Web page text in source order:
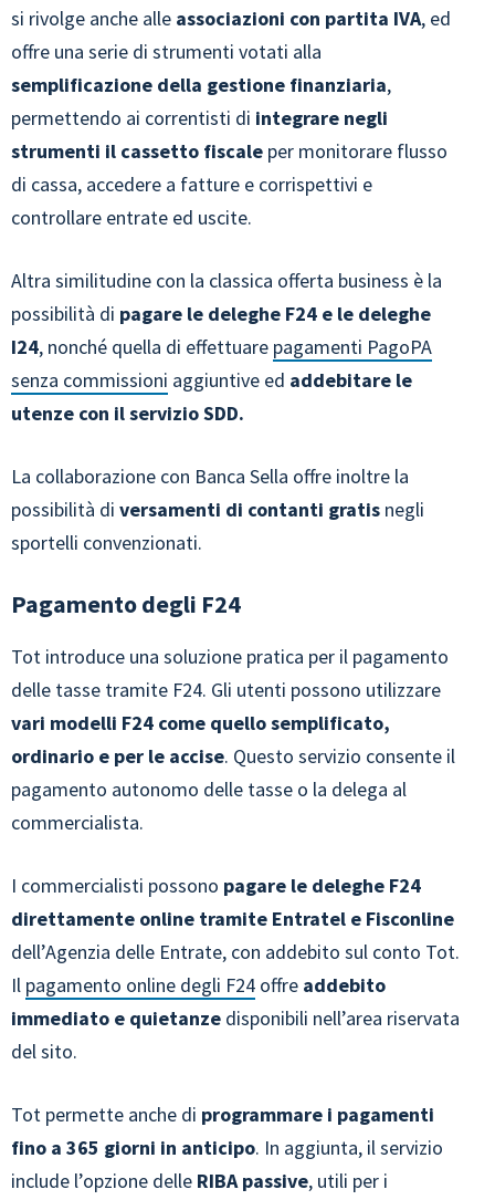
si rivolge anche alle associazioni con partita IVA, ed
offre una serie di strumenti votati alla
semplificazione della gestione finanziaria,
permettendo ai correntisti di integrare negli
strumenti il cassetto fiscale per monitorare flusso
di cassa, accedere a fatture e corrispettivi e
controllare entrate ed uscite.
Altra similitudine con la classica offerta business è la
possibilità di pagare le deleghe F24 e le deleghe
I24, nonché quella di effettuare pagamenti PagoPA
senza commissioni aggiuntive ed addebitare le
utenze con il servizio SDD.
La collaborazione con Banca Sella offre inoltre la
possibilità di versamenti di contanti gratis negli
sportelli convenzionati.
Pagamento degli F24
Tot introduce una soluzione pratica per il pagamento
delle tasse tramite F24. Gli utenti possono utilizzare
vari modelli F24 come quello semplificato,
ordinario e per le accise. Questo servizio consente il
pagamento autonomo delle tasse o la delega al
commercialista.
I commercialisti possono pagare le deleghe F24
direttamente online tramite Entratel e Fisconline
dell’Agenzia delle Entrate, con addebito sul conto Tot.
Il pagamento online degli F24 offre addebito
immediato e quietanze disponibili nell’area riservata
del sito.
Tot permette anche di programmare i pagamenti
fino a 365 giorni in anticipo. In aggiunta, il servizio
include l’opzione delle RIBA passive, utili per i